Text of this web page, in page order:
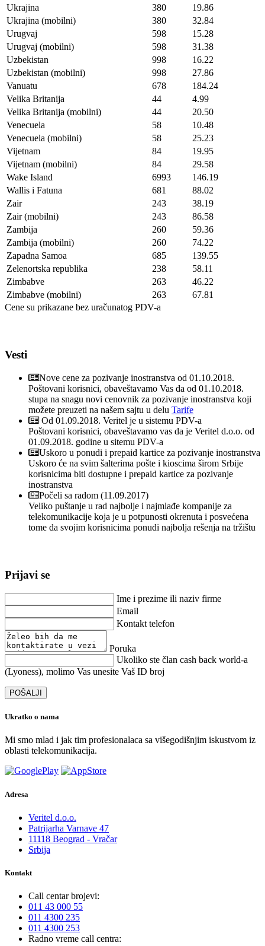
Ukrajina
380
19.86
Ukrajina (mobilni)
380
32.84
Urugvaj
598
15.28
Urugvaj (mobilni)
598
31.38
Uzbekistan
998
16.22
Uzbekistan (mobilni)
998
27.86
Vanuatu
678
184.24
Velika Britanija
44
4.99
Velika Britanija (mobilni)
44
20.50
Venecuela
58
10.48
Venecuela (mobilni)
58
25.23
Vijetnam
84
19.95
Vijetnam (mobilni)
84
29.58
Wake Island
6993
146.19
Wallis i Fatuna
681
88.02
Zair
243
38.19
Zair (mobilni)
243
86.58
Zambija
260
59.36
Zambija (mobilni)
260
74.22
Zapadna Samoa
685
139.55
Zelenortska republika
238
58.11
Zimbabve
263
46.22
Zimbabve (mobilni)
263
67.81
Cene su prikazane bez uračunatog PDV-a
Vesti
Nove cene za pozivanje inostranstva od 01.10.2018.
Poštovani korisnici, obaveštavamo Vas da od 01.10.2018.
stupa na snagu novi cenovnik za pozivanje inostranstva koji
možete preuzeti na našem sajtu u delu Tarife
Od 01.09.2018. Veritel je u sistemu PDV-a
Poštovani korisnici, obaveštavamo vas da je Veritel d.o.o. od
01.09.2018. godine u sitemu PDV-a
Uskoro u ponudi i prepaid kartice za pozivanje inostranstva
Uskoro će na svim šalterima pošte i kioscima širom Srbije
korisnicima biti dostupne i prepaid kartice za pozivanje
inostranstva
Počeli sa radom (11.09.2017)
Veliko puštanje u rad najbolje i najmlađe kompanije za
telekomunikacije koja je u potpunosti okrenuta i posvećena
tome da svojim korisnicima ponudi najbolja rešenja na tržištu
Prijavi se
Ime i prezime ili naziv firme
Email
Kontakt telefon
Poruka
Ukoliko ste član cash back world-a
(Lyoness), molimo Vas unesite Vaš ID broj
POŠALJI
Ukratko o nama
Mi smo mlad i jak tim profesionalaca sa višegodišnjim iskustvom iz
oblasti telekomunikacija.
Adresa
Veritel d.o.o.
Patrijarha Varnave 47
11118 Beograd - Vračar
Srbija
Kontakt
Call centar brojevi:
011‎‎ 43 000 55
011 4300 235
011 4300 253
Radno vreme call centra: